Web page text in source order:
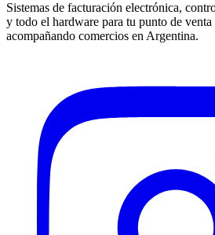
Sistemas de facturación electrónica,
y todo el hardware para tu punto de
acompañando comercios en Argentina.